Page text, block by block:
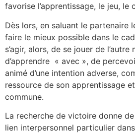
favorise l’apprentissage, le jeu, le
Dès lors, en saluant le partenaire
faire le mieux possible dans le
s’agir, alors, de se jouer de
d’apprendre « avec », de
animé d’une intention adverse,
ressource de son apprentissage
commune.
La recherche de victoire donne
lien interpersonnel particulier